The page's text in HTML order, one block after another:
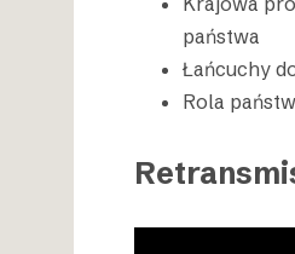
państwa
Łańcuchy
Rola